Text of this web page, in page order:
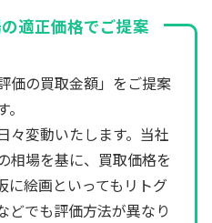
適正価格でご提案
価の買取金額」をご提案
々変動いたします。当社
相場を基に、買取価格を
に絵画といってもリトグ
どでも評価方法が異なり